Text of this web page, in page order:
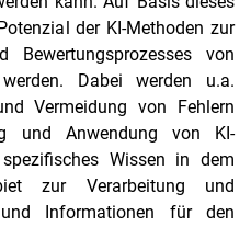
der KI-Methoden zur
von
Dabei werden u.a.
Vermeidung von Fehlern
und Anwendung von KI-
Wissen in dem
zur Verarbeitung und
Informationen für den